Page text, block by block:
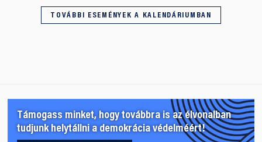
TOVÁBBI ESEMÉNYEK A KALENDÁRIUMBAN
Támogass minket, hogy továbbra is az élvonalban
tudjunk helytállni a demokrácia védelméért!